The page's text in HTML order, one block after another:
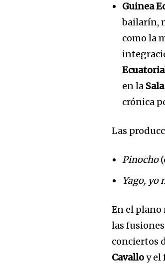
Guinea
bailarín,
como la
en la
crónica
Las
Pinocho
Yago, yo
En el plano
las
conciertos
Cavalloy el